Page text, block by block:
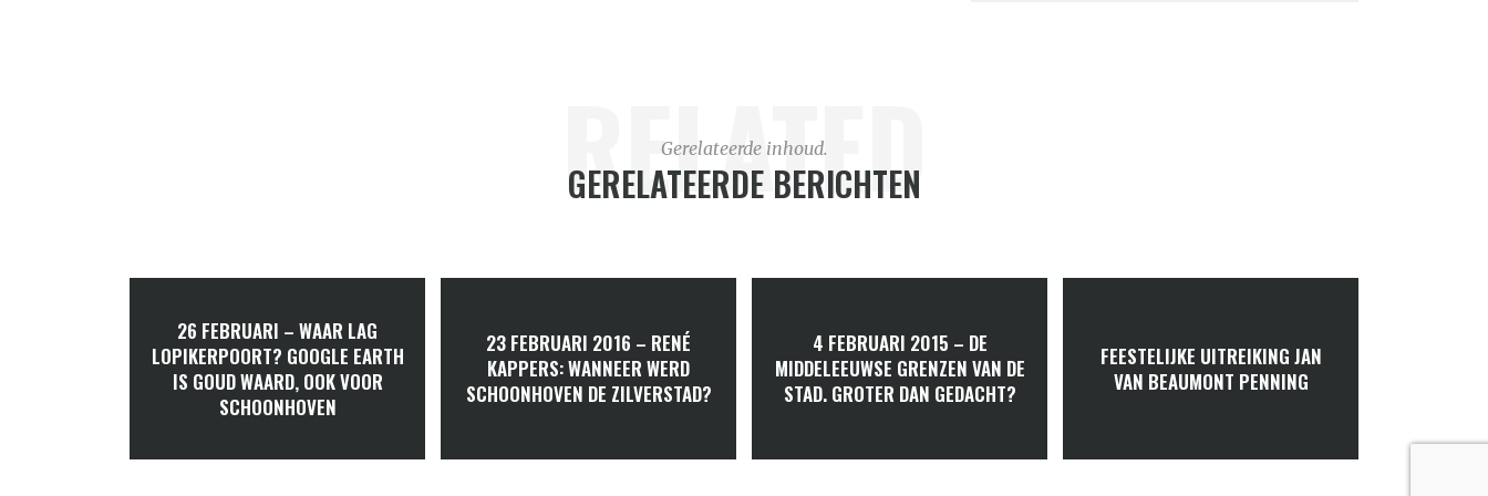
RELATED
Gerelateerde inhoud.
GERELATEERDE BERICHTEN
26 FEBRUARI – WAAR LAG
LOPIKERPOORT? GOOGLE EARTH
IS GOUD WAARD, OOK VOOR
SCHOONHOVEN
23 FEBRUARI 2016 – RENÉ
KAPPERS: WANNEER WERD
SCHOONHOVEN DE ZILVERSTAD?
4 FEBRUARI 2015 – DE
MIDDELEEUWSE GRENZEN VAN DE
STAD. GROTER DAN GEDACHT?
FEESTELIJKE UITREIKING JAN
VAN BEAUMONT PENNING